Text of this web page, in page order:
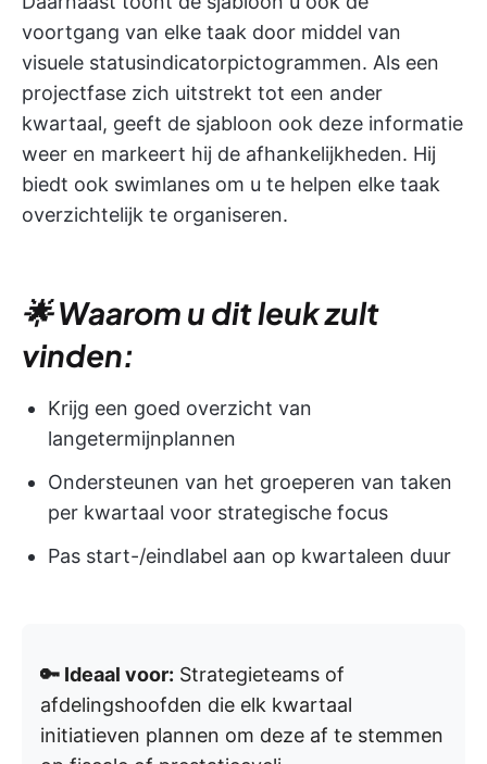
voortgang van elke taak door middel van
visuele statusindicatorpictogrammen. Als een
projectfase zich uitstrekt tot een ander
kwartaal, geeft de sjabloon ook deze informatie
weer en markeert hij de afhankelijkheden. Hij
biedt ook swimlanes om u te helpen elke taak
overzichtelijk te organiseren.
🌟 Waarom u dit leuk zult
vinden:
Krijg een goed overzicht van
langetermijnplannen
Ondersteunen van het groeperen van taken
per kwartaal voor strategische focus
Pas start-/eindlabel aan op kwartaleen duur
🔑 Ideaal voor: Strategieteams of
afdelingshoofden die elk kwartaal
initiatieven plannen om deze af te stemmen